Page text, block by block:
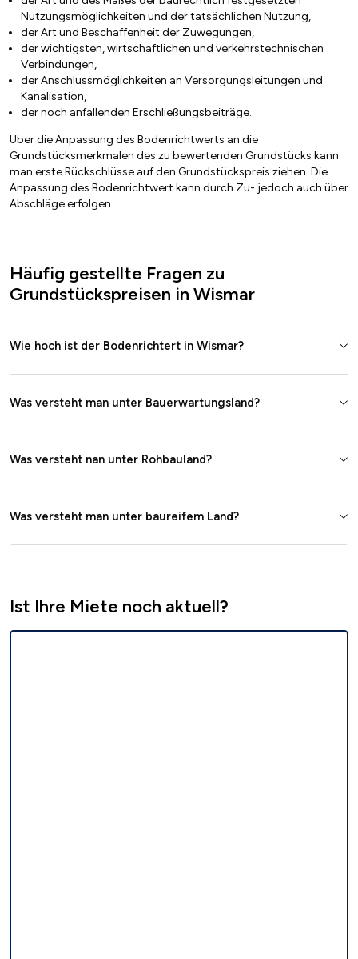
Nutzungsmöglichkeiten und der tatsächlichen Nutzung,
der Art und Beschaffenheit der Zuwegungen,
der wichtigsten, wirtschaftlichen und verkehrstechnischen
Verbindungen,
der Anschlussmöglichkeiten an Versorgungsleitungen und
Kanalisation,
der noch anfallenden Erschließungsbeiträge.
Über die Anpassung des Bodenrichtwerts an die
Grundstücksmerkmalen des zu bewertenden Grundstücks kann
man erste Rückschlüsse auf den Grundstückspreis ziehen. Die
Anpassung des Bodenrichtwert kann durch Zu- jedoch auch über
Abschläge erfolgen.
Häufig gestellte Fragen zu
Grundstückspreisen in Wismar
Wie hoch ist der Bodenrichtert in Wismar?
Was versteht man unter Bauerwartungsland?
Was versteht nan unter Rohbauland?
Was versteht man unter baureifem Land?
Ist Ihre Miete noch aktuell?